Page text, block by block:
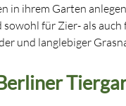
in ihrem Garten
für Zier- als
und langlebiger